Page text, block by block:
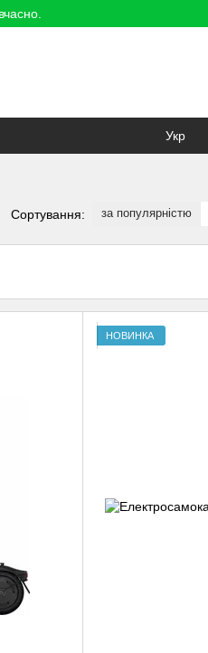
Укр
Сортування: за популярністю
НОВИНКА